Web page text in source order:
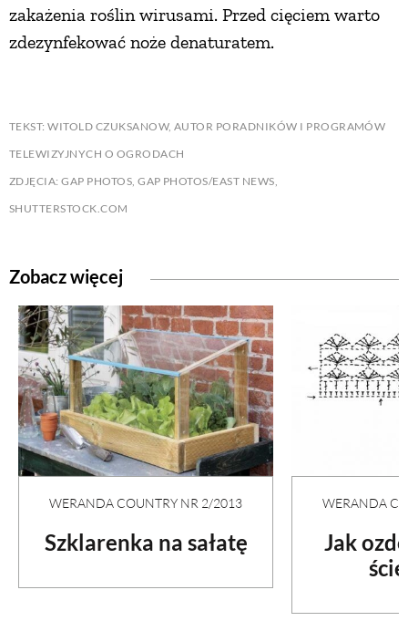
zakażenia roślin wirusami. Przed cięciem warto
zdezynfekować noże denaturatem.
TEKST: WITOLD CZUKSANOW, AUTOR PORADNIKÓW I PROGRAMÓW
TELEWIZYJNYCH O OGRODACH
ZDJĘCIA: GAP PHOTOS, GAP PHOTOS/EAST NEWS,
SHUTTERSTOCK.COM
Zobacz więcej
WERANDA COUNTRY NR 2/2013
Szklarenka na sałatę
WERANDA
Jak